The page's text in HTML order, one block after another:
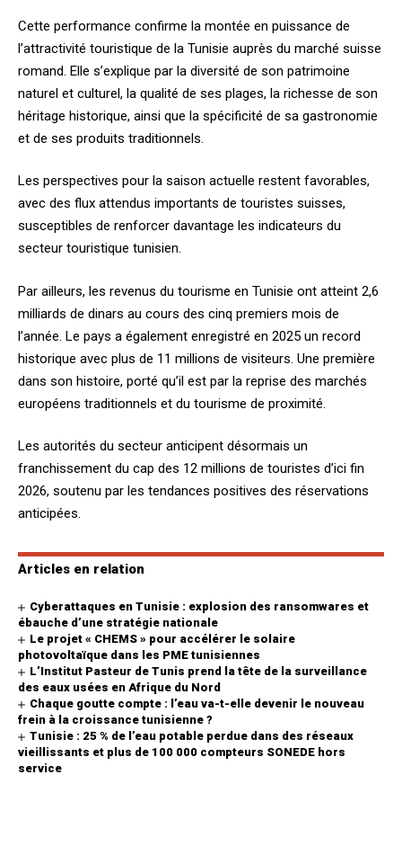
Cette performance confirme la montée en puissance de
l’attractivité touristique de la Tunisie auprès du marché suisse
romand. Elle s’explique par la diversité de son patrimoine
naturel et culturel, la qualité de ses plages, la richesse de son
héritage historique, ainsi que la spécificité de sa gastronomie
et de ses produits traditionnels.
Les perspectives pour la saison actuelle restent favorables,
avec des flux attendus importants de touristes suisses,
susceptibles de renforcer davantage les indicateurs du
secteur touristique tunisien.
Par ailleurs, les revenus du tourisme en Tunisie ont atteint 2,6
milliards de dinars au cours des cinq premiers mois de
l’année. Le pays a également enregistré en 2025 un record
historique avec plus de 11 millions de visiteurs. Une première
dans son histoire, porté qu’il est par la reprise des marchés
européens traditionnels et du tourisme de proximité.
Les autorités du secteur anticipent désormais un
franchissement du cap des 12 millions de touristes d’ici fin
2026, soutenu par les tendances positives des réservations
anticipées.
Articles en relation
Cyberattaques en Tunisie : explosion des ransomwares et
ébauche d’une stratégie nationale
Le projet « CHEMS » pour accélérer le solaire
photovoltaïque dans les PME tunisiennes
L’Institut Pasteur de Tunis prend la tête de la surveillance
des eaux usées en Afrique du Nord
Chaque goutte compte : l’eau va-t-elle devenir le nouveau
frein à la croissance tunisienne ?
Tunisie : 25 % de l’eau potable perdue dans des réseaux
vieillissants et plus de 100 000 compteurs SONEDE hors
service